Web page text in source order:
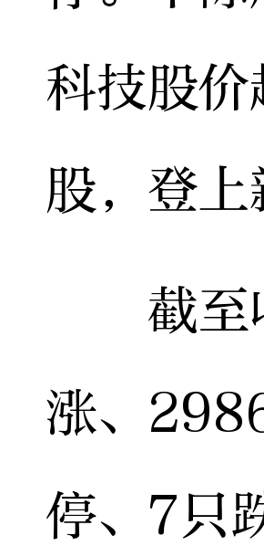
科技股
股，登
截至收
涨、
停、7只